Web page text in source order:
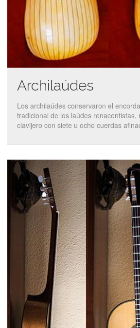
Archilaúdes
Los archilaúdes conservaron el
tradicional de los laúdes renacentistas,
clavijero con siete u ocho cuerdas